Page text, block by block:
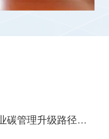
周四14:15开讲 | 专家委员会大讲堂第45期《绿色贸易时代下的企业碳管理升级路径—从合规到竞争力》